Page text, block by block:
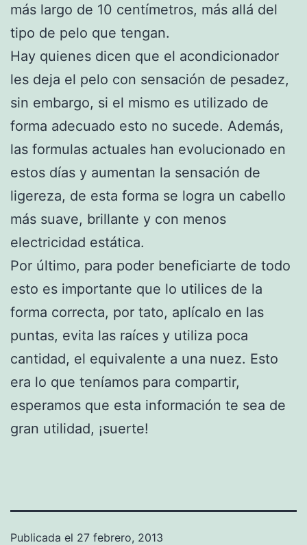
más largo de 10 centímetros, más allá del
tipo de pelo que tengan.
Hay quienes dicen que el acondicionador
les deja el pelo con sensación de pesadez,
sin embargo, si el mismo es utilizado de
forma adecuado esto no sucede. Además,
las formulas actuales han evolucionado en
estos días y aumentan la sensación de
ligereza, de esta forma se logra un cabello
más suave, brillante y con menos
electricidad estática.
Por último, para poder beneficiarte de todo
esto es importante que lo utilices de la
forma correcta, por tato, aplícalo en las
puntas, evita las raíces y utiliza poca
cantidad, el equivalente a una nuez. Esto
era lo que teníamos para compartir,
esperamos que esta información te sea de
gran utilidad, ¡suerte!
Publicada el 27 febrero, 2013